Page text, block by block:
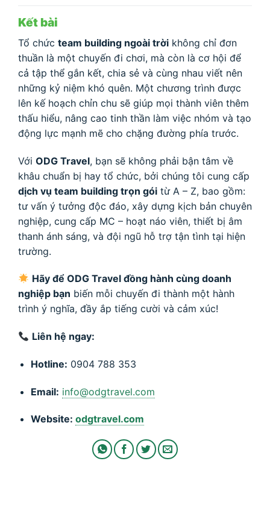
Kết bài
Tổ chức team building ngoài trời không chỉ đơn
thuần là một chuyến đi chơi, mà còn là cơ hội để
cả tập thể gắn kết, chia sẻ và cùng nhau viết nên
những kỷ niệm khó quên. Một chương trình được
lên kế hoạch chỉn chu sẽ giúp mọi thành viên thêm
thấu hiểu, nâng cao tinh thần làm việc nhóm và tạo
động lực mạnh mẽ cho chặng đường phía trước.
Với ODG Travel, bạn sẽ không phải bận tâm về
khâu chuẩn bị hay tổ chức, bởi chúng tôi cung cấp
dịch vụ team building trọn gói từ A – Z, bao gồm:
tư vấn ý tưởng độc đáo, xây dựng kịch bản chuyên
nghiệp, cung cấp MC – hoạt náo viên, thiết bị âm
thanh ánh sáng, và đội ngũ hỗ trợ tận tình tại hiện
trường.
Hãy để ODG Travel đồng hành cùng doanh
nghiệp bạn biến mỗi chuyến đi thành một hành
trình ý nghĩa, đầy ắp tiếng cười và cảm xúc!
Liên hệ ngay:
Hotline: 0904 788 353
Email: info@odgtravel.com
Website: odgtravel.com